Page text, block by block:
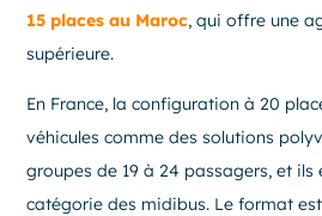
15 places au Maroc, qui offre une
supérieure.
En France, la configuration à 20
véhicules comme des solutions
groupes de 19 à 24 passagers, et ils
catégorie des midibus. Le format